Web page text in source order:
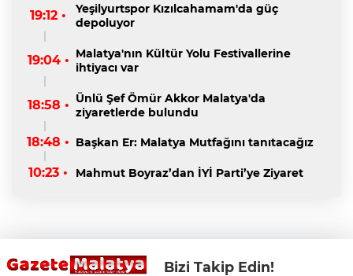
19:12 •
Yeşilyurtspor Kızılcahamam'da güç
depoluyor
19:04 • Malatya'nın Kültür Yolu Festivallerine
ihtiyacı var
18:58 • Ünlü Şef Ömür Akkor Malatya'da
ziyaretlerde bulundu
18:48 • Başkan Er: Malatya Mutfağını tanıtacağız
10:23 • Mahmut Boyraz’dan İYİ Parti’ye Ziyaret
Bizi Takip Edin!